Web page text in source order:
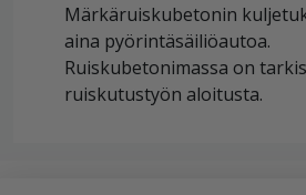
Märkäruiskubetonin
aina
Ruiskubetonimassa on
ruiskutustyön aloitusta.